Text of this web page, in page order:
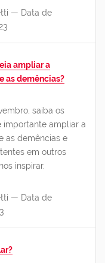
— Data de
ampliar a
as demências?
saiba os
importante ampliar a
as demências e
em outros
inspirar.
— Data de